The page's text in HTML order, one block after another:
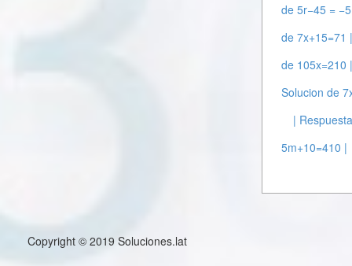
de 5r−45 =
de 7x+15=71
de 105x=210
Solucion de
|
5m+10=410 |
Copyright © 2019 Soluciones.lat